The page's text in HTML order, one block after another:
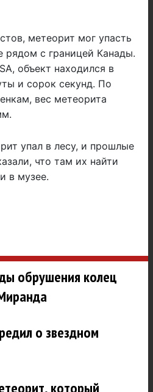
метеорит мог упасть
рядом с границей Канады.
объект находился в
и сорок секунд. По
вес метеорита
упал в лесу, и прошлые
что там их найти
в музее.
обрушения колец
о звездном